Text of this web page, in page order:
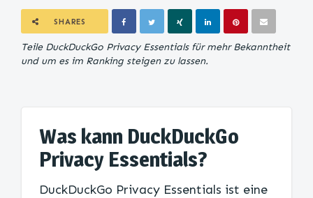
SHARES
Teile DuckDuckGo Privacy Essentials für mehr Bekanntheit
und um es im Ranking steigen zu lassen.
Was kann DuckDuckGo
Privacy Essentials?
DuckDuckGo Privacy Essentials ist eine